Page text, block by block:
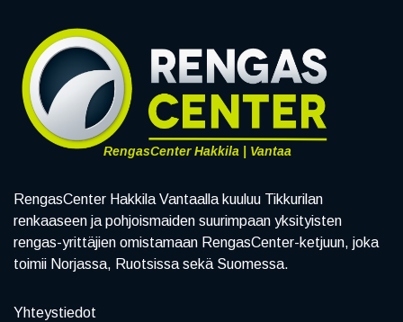
RengasCenter Hakkila | Vantaa
RengasCenter Hakkila Vantaalla kuuluu Tikkurilan
renkaaseen ja pohjoismaiden suurimpaan yksityisten
rengas-yrittäjien omistamaan RengasCenter-ketjuun, joka
toimii Norjassa, Ruotsissa sekä Suomessa.
Yhteystiedot